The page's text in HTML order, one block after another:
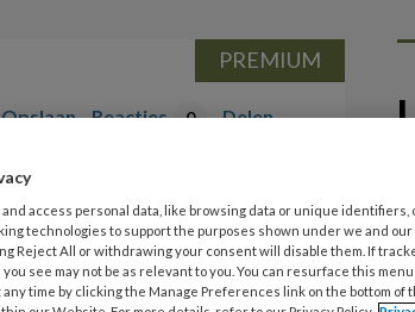
Opslaan Reacties 0 Delen
maar
ook veel
PREMIUM
access personal data, like browsing data or unique identifiers,
technologies to support the purposes shown under we and
Reject All or withdrawing your consent will disable them. If
see may not be as relevant to you. You can resurface this
time by clicking the Manage Preferences link on the bottom of